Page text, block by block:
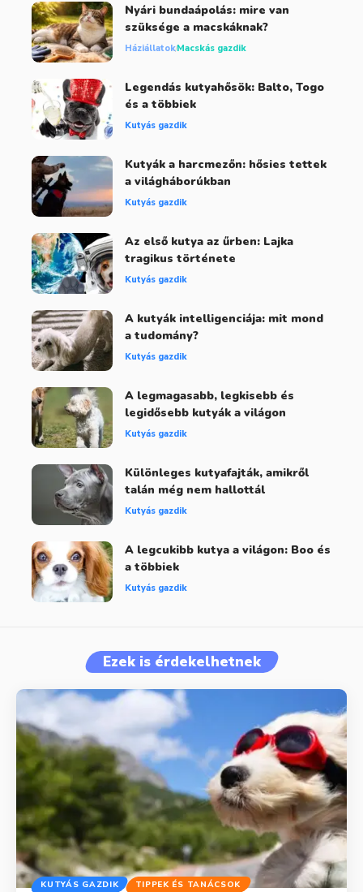
Nyári bundaápolás: mire van
szüksége a macskáknak?
HáziállatokMacskás gazdik
Legendás kutyahősök: Balto, Togo
és a többiek
Kutyás gazdik
Kutyák a harcmezőn: hősies tettek
a világháborúkban
Kutyás gazdik
Az első kutya az űrben: Lajka
tragikus története
Kutyás gazdik
A kutyák intelligenciája: mit mond
a tudomány?
Kutyás gazdik
A legmagasabb, legkisebb és
legidősebb kutyák a világon
Kutyás gazdik
Különleges kutyafajták, amikről
talán még nem hallottál
Kutyás gazdik
A legcukibb kutya a világon: Boo és
a többiek
Kutyás gazdik
Ezek is érdekelhetnek
KUTYÁS GAZDIK TIPPEK ÉS TANÁCSOK